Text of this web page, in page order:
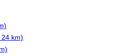
km)